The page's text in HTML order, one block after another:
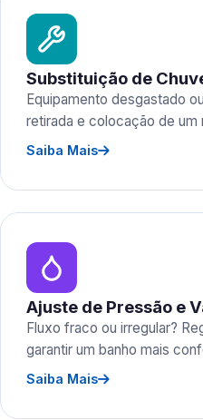
Substituição de
Equipamento desgastado
retirada e colocação de um
Saiba Mais
Ajuste de Pressão e
Fluxo fraco ou irregular?
garantir um banho mais
Saiba Mais